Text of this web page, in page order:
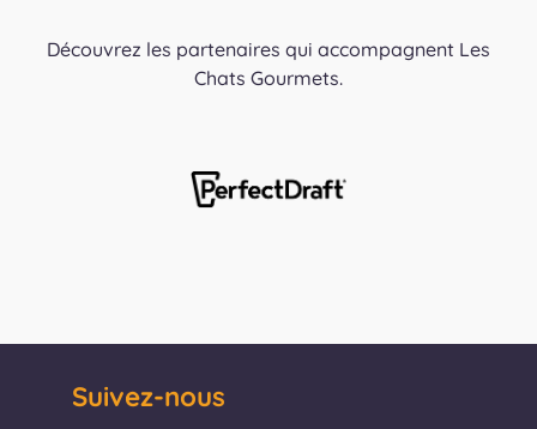
Découvrez les partenaires qui accompagnent Les
Chats Gourmets.
Suivez-nous